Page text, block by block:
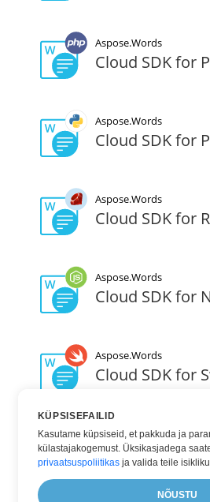
Aspose.Words
Cloud SDK for
Aspose.Words
Cloud SDK for
Aspose.Words
Cloud SDK for
Aspose.Words
Cloud SDK for
Aspose.Words
Cloud SDK for
Aspose.Words
Cloud SDK for
KÜPSISEFAILID
Kasutame küpsiseid, et pakkuda ja
külastajakogemust. Üksikasjadega
privaatsuspoliitikasja valida teile
NÕUSTU